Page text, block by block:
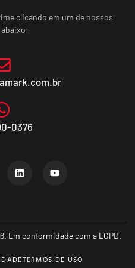
clicando em um de nossos
0376
Em conformidade com a LGPD.
TERMOS DE USO